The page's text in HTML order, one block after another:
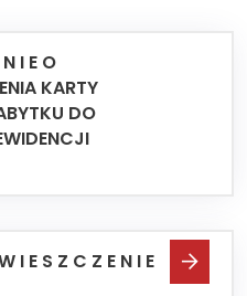
I E O
KARTY
DO
I E S Z C Z E N I E